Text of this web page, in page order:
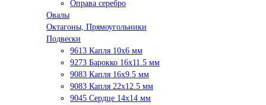
Оправа серебро
Овалы
Октагоны, Прямоугольники
Подвески
9613 Капля 10х6 мм
9273 Барокко 16x11.5 мм
9083 Капля 16x9.5 мм
9083 Капля 22x12.5 мм
9045 Сердце 14х14 мм